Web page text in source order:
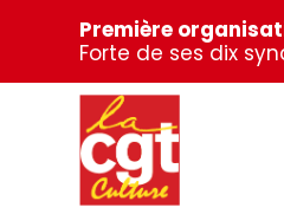
Première
Forte de ses dix